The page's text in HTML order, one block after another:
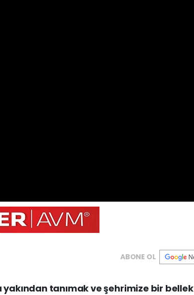
ABONE OL
tanımak ve şehrimize bir bellek